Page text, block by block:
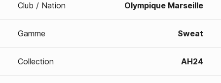
Club / Nation Olympique Marseille
Gamme Sweat
Collection AH24